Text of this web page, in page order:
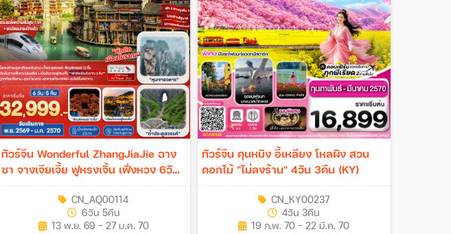
ทัวร์จีน Wonderful ZhangJiaJie ฉาง
ซา จางเจียเจี้ย ฟูหรงเจิ้น เฟิ่งหวง 6วัน
5คืน (A6)
CN_AQ00114
6วัน 5คืน
13 พ.ย. 69 - 27 ม.ค. 70
ทัวร์จีน คุนหมิง อี้เหลียง โหลผิง สวน
ดอกไม้ "ไม่ลงร้าน" 4วัน 3คืน (KY)
CN_KY00237
4วัน 3คืน
19 ก.พ. 70 - 22 มี.ค. 70